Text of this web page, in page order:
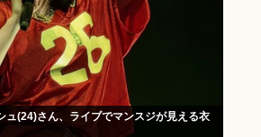
ュ(24)さん、ライブでマンスジが見える衣